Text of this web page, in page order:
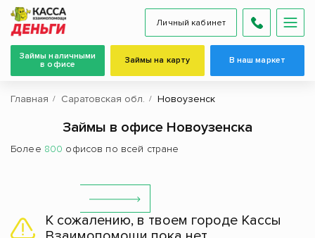
Личный кабинет
Займы наличными
в офисе
Займы на карту В наш маркет
Главная Саратовская обл. Новоузенск
Займы в офисе Новоузенска
Более 800 офисов по всей стране
К сожалению, в твоем городе Кассы